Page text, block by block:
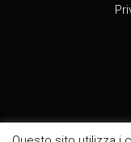
DIE